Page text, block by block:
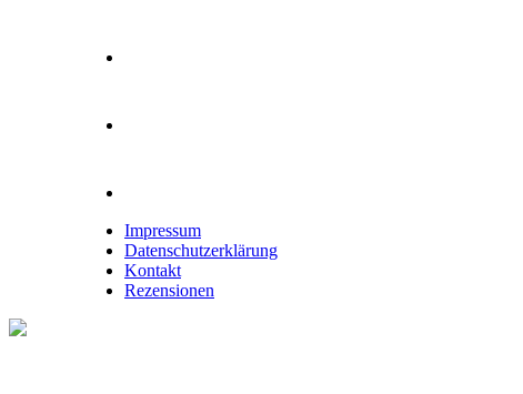
Impressum
Datenschutzerklärung
Kontakt
Rezensionen